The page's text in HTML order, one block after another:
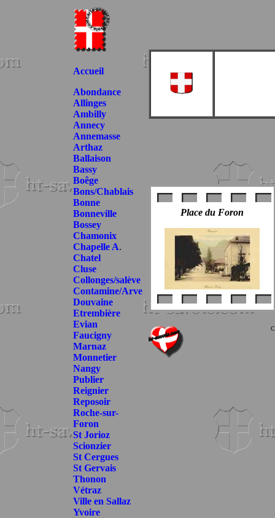
Accueil
Abondance
Allinges
Ambilly
Annecy
Annemasse
Arthaz
Ballaison
Bassy
Boêge
Bons/Chablais
Bonne
Bonneville
Bossey
Chamonix
Chapelle A.
Chatel
Cluse
Collonges/salève
Contamine/Arve
Douvaine
Etrembière
Evian
Faucigny
Marnaz
Monnetier
Nangy
Publier
Reignier
Reposoir
Roche-sur-
Foron
St Jorioz
Scionzier
St Cergues
St Gervais
Thonon
Vétraz
Ville en Sallaz
Yvoire
Place du Foron